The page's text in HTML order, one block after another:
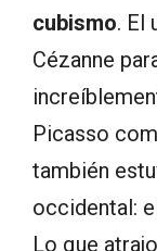
cubismo. El
Cézanne
Picasso
también
occidental:
Lo que